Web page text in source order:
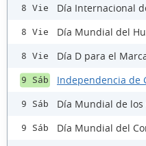
8 Vie Día Internacional
8 Vie Día Mundial del
8 Vie Día D para el
9 Sáb Independencia de
9 Sáb Día Mundial de los
9 Sáb Día Mundial del